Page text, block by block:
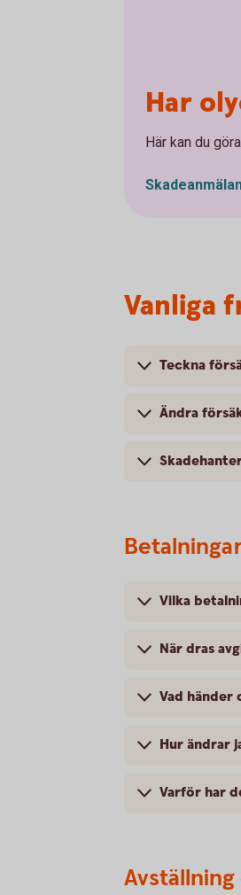
Har
Här kan du
Vanliga
Teckna
Ändra
Vilka
När dras
Vad händer
Hur ändrar
Varför har